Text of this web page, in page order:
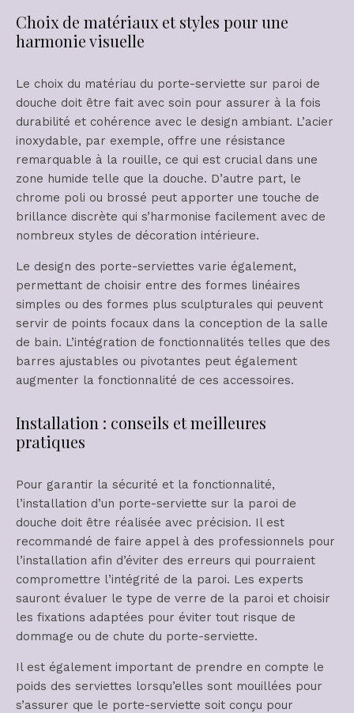
Choix de matériaux et styles pour une
harmonie visuelle
Le choix du matériau du porte-serviette sur paroi de
douche doit être fait avec soin pour assurer à la fois
durabilité et cohérence avec le design ambiant. L’acier
inoxydable, par exemple, offre une résistance
remarquable à la rouille, ce qui est crucial dans une
zone humide telle que la douche. D’autre part, le
chrome poli ou brossé peut apporter une touche de
brillance discrète qui s’harmonise facilement avec de
nombreux styles de décoration intérieure.
Le design des porte-serviettes varie également,
permettant de choisir entre des formes linéaires
simples ou des formes plus sculpturales qui peuvent
servir de points focaux dans la conception de la salle
de bain. L’intégration de fonctionnalités telles que des
barres ajustables ou pivotantes peut également
augmenter la fonctionnalité de ces accessoires.
Installation : conseils et meilleures
pratiques
Pour garantir la sécurité et la fonctionnalité,
l’installation d’un porte-serviette sur la paroi de
douche doit être réalisée avec précision. Il est
recommandé de faire appel à des professionnels pour
l’installation afin d’éviter des erreurs qui pourraient
compromettre l’intégrité de la paroi. Les experts
sauront évaluer le type de verre de la paroi et choisir
les fixations adaptées pour éviter tout risque de
dommage ou de chute du porte-serviette.
Il est également important de prendre en compte le
poids des serviettes lorsqu’elles sont mouillées pour
s’assurer que le porte-serviette soit conçu pour